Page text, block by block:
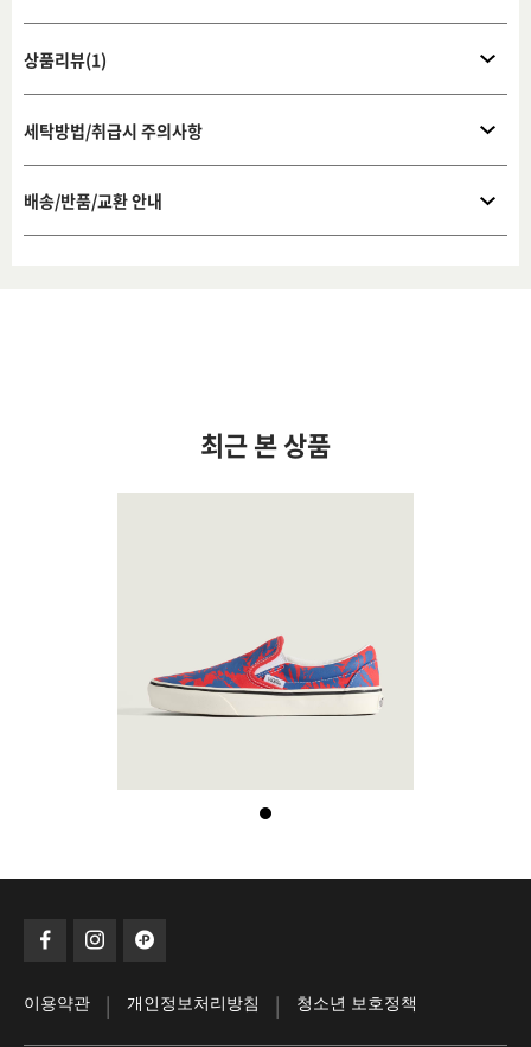
상품리뷰(1)
세탁방법/취급시 주의사항
배송/반품/교환 안내
최근 본 상품
이용약관 | 개인정보처리방침 | 청소년 보호정책